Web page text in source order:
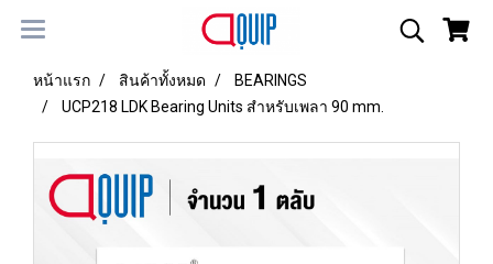
หน้าแรก สินค้าทั้งหมด
BEARINGS
UCP218 LDK Bearing Units สำหรับเพลา 90 mm.